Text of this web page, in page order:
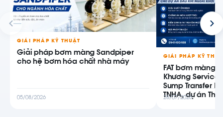
GIẢI PHÁP KỸ THUẬT
Giải pháp bơm màng Sandpiper
cho hệ bơm hóa chất nhà máy
05/08/2026
GIẢI PHÁP KỸ
FAT bơm màng
Khương
Sump Transfer
TNHA, dự án
28/07/2026